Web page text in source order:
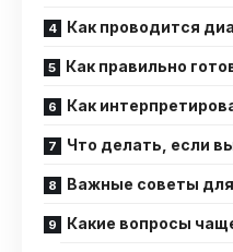
Как проводится
Как правильно
Как
Что делать, если
Важные советы
Какие вопросы